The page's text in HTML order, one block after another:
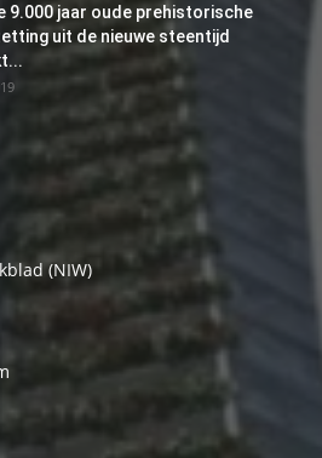
9.000 jaar oude prehistorische
uit de nieuwe steentijd
(NIW)